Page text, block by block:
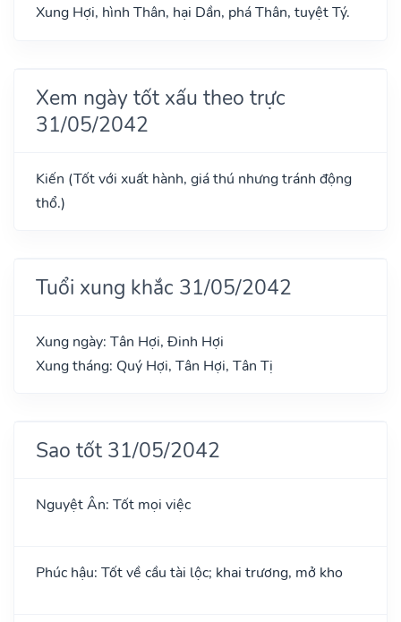
Xung Hợi, hình Thân, hại Dần, phá Thân, tuyệt Tý.
Xem ngày tốt xấu theo trực
31/05/2042
Kiến (Tốt với xuất hành, giá thú nhưng tránh động
thổ.)
Tuổi xung khắc 31/05/2042
Xung ngày: Tân Hợi, Đinh Hợi
Xung tháng: Quý Hợi, Tân Hợi, Tân Tị
Sao tốt 31/05/2042
Nguyệt Ân: Tốt mọi việc
Phúc hậu: Tốt về cầu tài lộc; khai trương, mở kho